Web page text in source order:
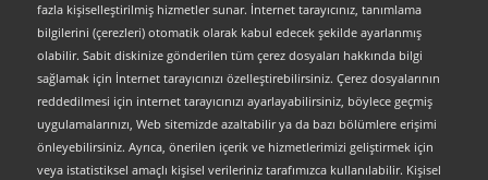
fazla kişiselleştirilmiş hizmetler sunar. İnternet tarayıcınız, tanımlama
bilgilerini (çerezleri) otomatik olarak kabul edecek şekilde ayarlanmış
olabilir. Sabit diskinize gönderilen tüm çerez dosyaları hakkında bilgi
sağlamak için İnternet tarayıcınızı özelleştirebilirsiniz. Çerez dosyalarının
reddedilmesi için internet tarayıcınızı ayarlayabilirsiniz, böylece geçmiş
uygulamalarınızı, Web sitemizde azaltabilir ya da bazı bölümlere erişimi
önleyebilirsiniz. Ayrıca, önerilen içerik ve hizmetlerimizi geliştirmek için
veya istatistiksel amaçlı kişisel verileriniz tarafımızca kullanılabilir. Kişisel